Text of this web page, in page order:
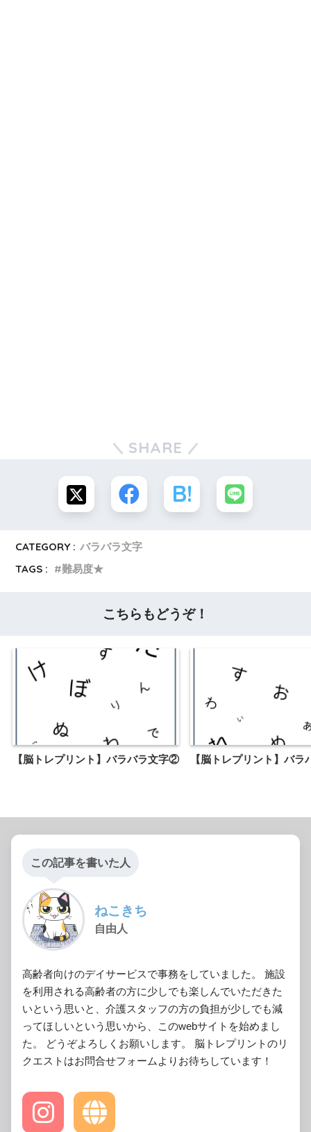
SHARE
CATEGORY : バラバラ文字
TAGS :
難易度★
こちらもどうぞ！
【脳トレプリント】バラバラ文字② 【脳トレプリント】バ
この記事を書いた人
ねこきち
自由人
高齢者向けのデイサービスで事務をしていました。 施設
を利用される高齢者の方に少しでも楽しんでいただきた
いという思いと、介護スタッフの方の負担が少しでも減
ってほしいという思いから、このwebサイトを始めまし
た。 どうぞよろしくお願いします。 脳トレプリントのリ
クエストはお問合せフォームよりお待ちしています！